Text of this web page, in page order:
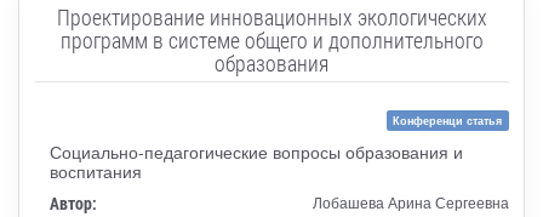
Проектирование инновационных экологических
программ в системе общего и дополнительного
образования
Конференци статья
Социально-педагогические вопросы образования и
воспитания
Автор: Лобашева Арина Сергеевна